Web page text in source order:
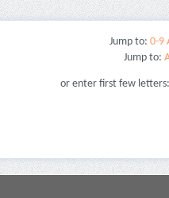
Jump to: 0-9
Jump to:
or enter first few letters: